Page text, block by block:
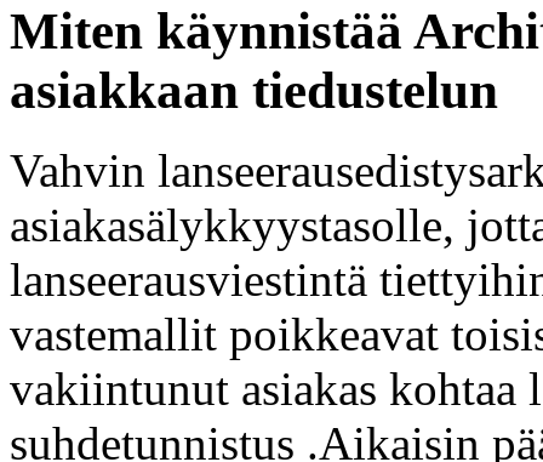
Miten käynnistää
asiakkaan tiedustelun
Vahvin
asiakasälykkyystasolle,
lanseerausviestintä
vastemallit poikkeavat
vakiintunut asiakas kohtaa
suhdetunnistus .Aikaisin